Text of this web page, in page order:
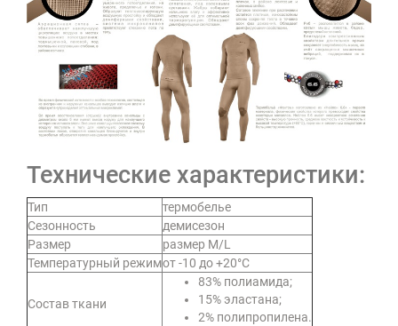
Технические характеристики:
Тип
термобелье
Сезонность
демисезон
Размер
размер M/L
Температурный режимот -10 до +20°C
Состав ткани
83% полиамида;
15% эластана;
2% полипропилена.